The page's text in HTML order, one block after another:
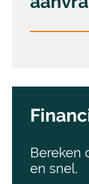
Bereken
en snel.